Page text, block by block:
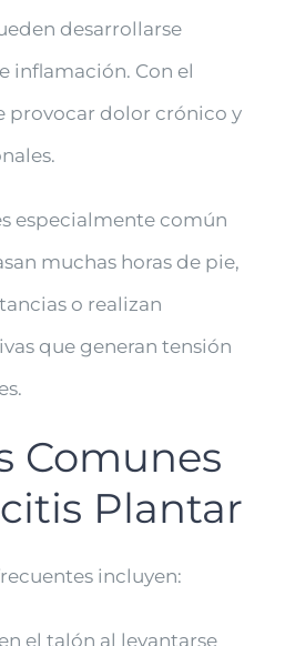
desarrollarse
inflamación. Con el
provocar dolor crónico y
especialmente común
muchas horas de pie,
o realizan
que generan tensión
Comunes
Plantar
incluyen:
el talón al levantarse